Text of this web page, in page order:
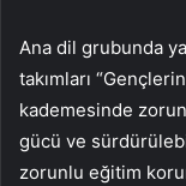
Ana dil grubunda
takımları
kademesinde
gücü ve
zorunlu eğitim